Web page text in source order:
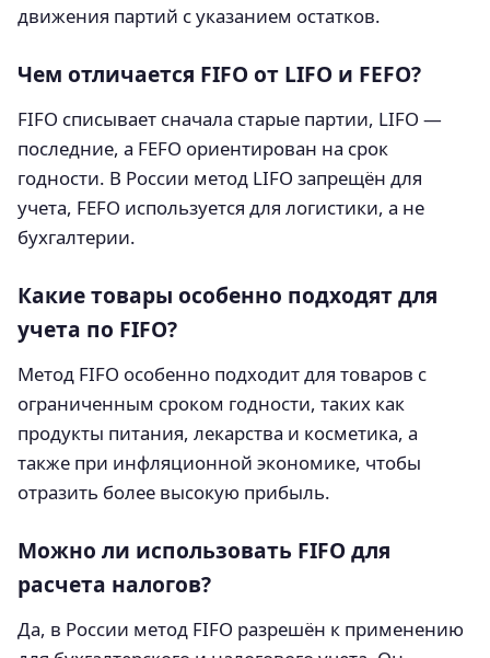
движения партий с указанием остатков.
Чем отличается FIFO от LIFO и FEFO?
FIFO списывает сначала старые партии, LIFO —
последние, а FEFO ориентирован на срок
годности. В России метод LIFO запрещён для
учета, FEFO используется для логистики, а не
бухгалтерии.
Какие товары особенно подходят для
учета по FIFO?
Метод FIFO особенно подходит для товаров с
ограниченным сроком годности, таких как
продукты питания, лекарства и косметика, а
также при инфляционной экономике, чтобы
отразить более высокую прибыль.
Можно ли использовать FIFO для
расчета налогов?
Да, в России метод FIFO разрешён к применению